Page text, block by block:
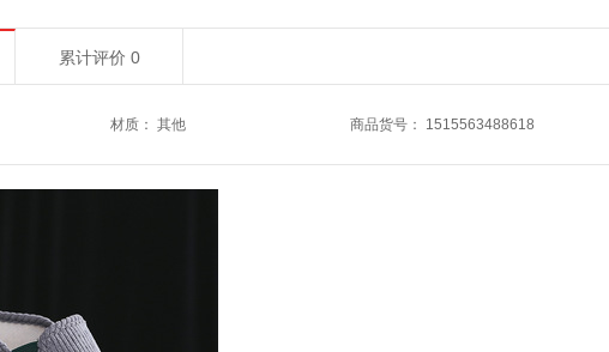
累计评价 0
材质 ： 其他 商品货号 ： 1515563488618